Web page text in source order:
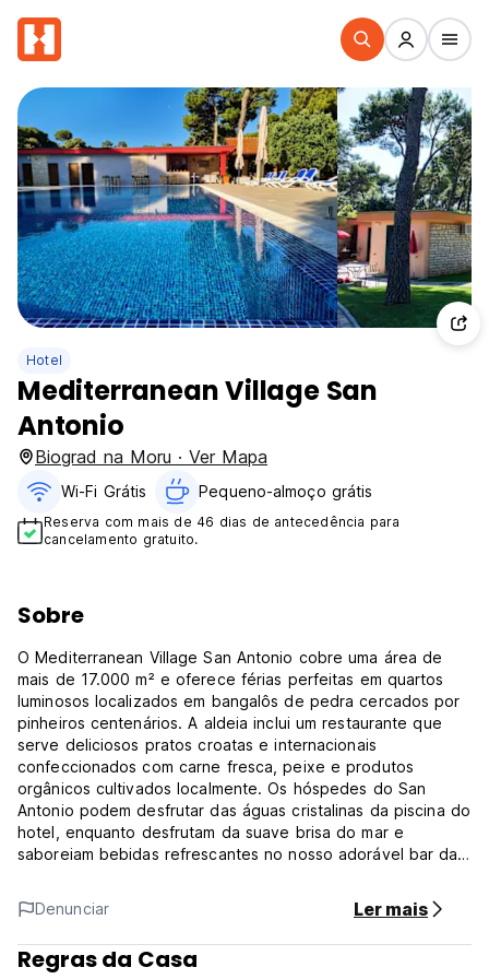
Hotel
Mediterranean Village San
Antonio
Biograd na Moru · Ver Mapa
Wi-Fi Grátis Pequeno-almoço grátis
Reserva com mais de 46 dias de antecedência para
cancelamento gratuito.
Sobre
O Mediterranean Village San Antonio cobre uma área de
mais de 17.000 m² e oferece férias perfeitas em quartos
luminosos localizados em bangalôs de pedra cercados por
pinheiros centenários. A aldeia inclui um restaurante que
serve deliciosos pratos croatas e internacionais
confeccionados com carne fresca, peixe e produtos
orgânicos cultivados localmente. Os hóspedes do San
Antonio podem desfrutar das águas cristalinas da piscina do
hotel, enquanto desfrutam da suave brisa do mar e
saboreiam bebidas refrescantes no nosso adorável bar da
parque infantil dentro do resort.
Cada uma das sessenta e nove unidades de alojamento
está equipada com comodidades modernas e inclui um
Denunciar Ler mais
Regras da Casa